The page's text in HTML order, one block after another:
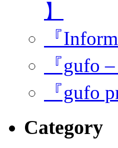
】
『
『gufo
『gufo
Category